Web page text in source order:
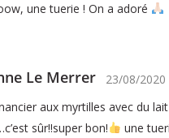
une tuerie ! On a adoré
Le Merrer 23/08/2020
aux myrtilles avec du
sûr!!super bon!
une